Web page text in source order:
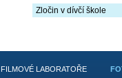
Zločin v dívčí škole
FILMOVÉ LABORATOŘE